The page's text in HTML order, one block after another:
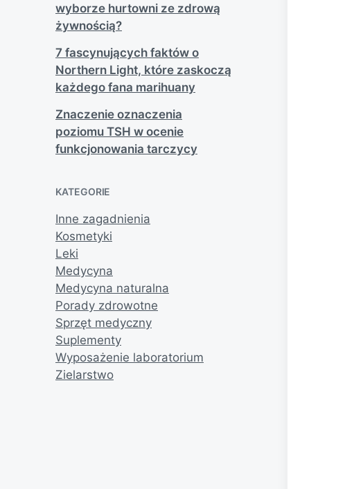
wyborze hurtowni ze zdrową
żywnością?
7 fascynujących faktów o
Northern Light, które zaskoczą
każdego fana marihuany
Znaczenie oznaczenia
poziomu TSH w ocenie
funkcjonowania tarczycy
KATEGORIE
Inne zagadnienia
Kosmetyki
Leki
Medycyna
Medycyna naturalna
Porady zdrowotne
Sprzęt medyczny
Suplementy
Wyposażenie laboratorium
Zielarstwo